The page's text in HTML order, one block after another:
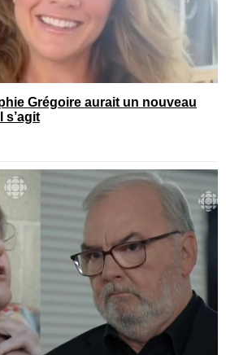
Grégoire aurait un nouveau
s’agit